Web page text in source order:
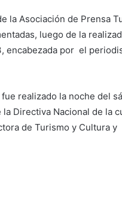
la Asociación de Prensa
luego de la
encabezada por el
realizado la noche del
Directiva Nacional de la
de Turismo y Cultura